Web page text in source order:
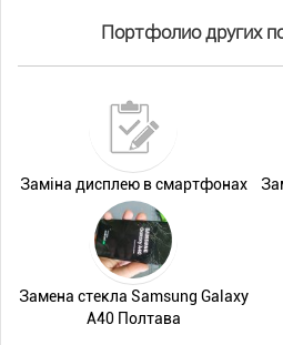
Портфолио других
Заміна дисплею в смартфонах
Замена стекла Samsung Galaxy
A40 Полтава